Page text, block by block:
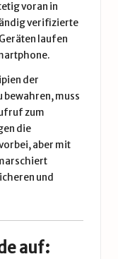
voran in
verifizierte
laufen
der
bewahren, muss
zum
die
aber mit
und
auf: